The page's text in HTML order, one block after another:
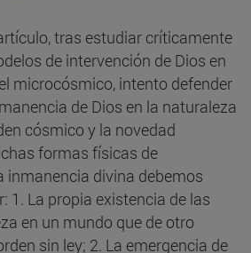
tras estudiar críticamente
de intervención de Dios en
microcósmico, intento defender
de Dios en la naturaleza
cósmico y la novedad
formas físicas de
inmanencia divina debemos
1. La propia existencia de las
en un mundo que de otro
sin ley; 2. La emergencia de